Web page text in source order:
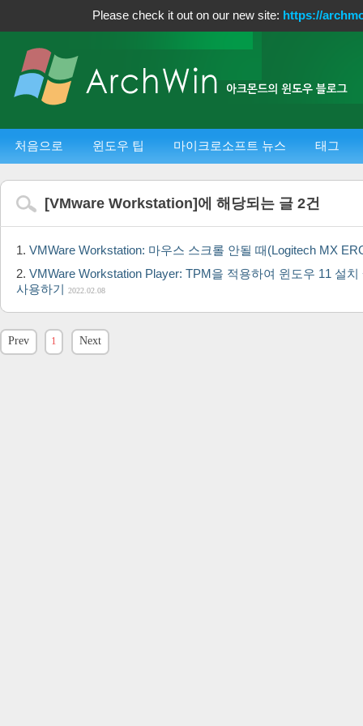
Please check it out on our new site: https://
처음으로 윈도우 팁 마이크로소프트 뉴스 태그
[VMware Workstation]에 해당되는 글 2건
VMWare Workstation: 마우스 스크롤 안될 때(Logitech MX
VMWare Workstation Player: TPM을 적용하여 윈도우 11 설
사용하기 2022.02.08
Prev 1 Next